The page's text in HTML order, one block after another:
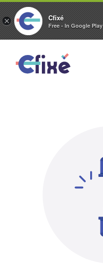
× Cfixé
Free - In Google Play